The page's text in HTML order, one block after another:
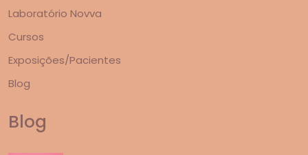
Laboratório Novva
Cursos
Exposições/Pacientes
Blog
Blog